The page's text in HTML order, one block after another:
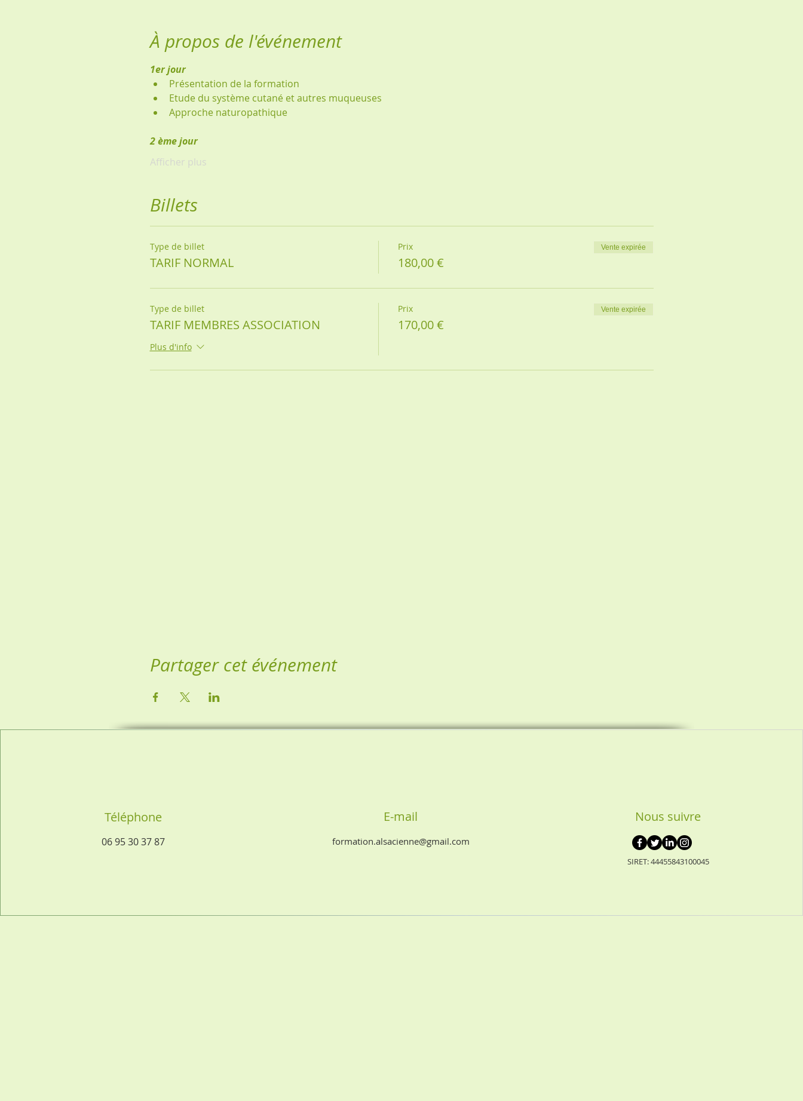
À propos de l'événement
1er jour
Présentation de la formation
Etude du système cutané et autres muqueuses
Approche naturopathique
2 ème jour
Afficher plus
Billets
Type de billet
TARIF NORMAL
Prix
180,00 €
Vente expirée
Type de billet
TARIF MEMBRES ASSOCIATION
Plus d'info
Prix
170,00 €
Vente expirée
Partager cet événement
Téléphone
06 95 30 37 87
E-mail
formation.alsacienne@gmail.com
Nous suivre
SIRET: 44455843100045